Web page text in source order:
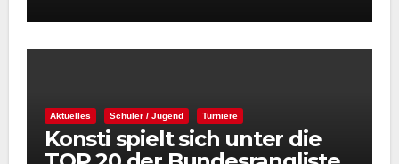
Aktuelles Schüler / Jugend Turniere
Konsti spielt sich unter die